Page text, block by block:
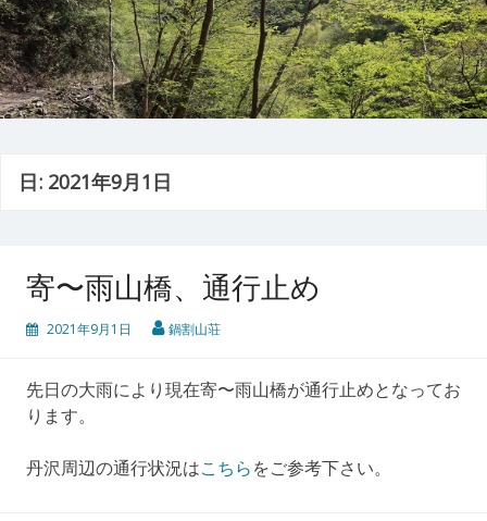
日: 2021年9月1日
寄〜雨山橋、通行止め
2021年9月1日 鍋割山荘
先日の大雨により現在寄〜雨山橋が通行止めとなってお
ります。
丹沢周辺の通行状況はこちらをご参考下さい。